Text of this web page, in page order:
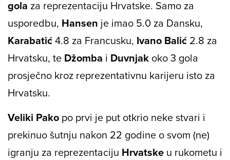
gola za reprezentaciju Hrvatske. Samo za
usporedbu, Hansen je imao 5.0 za Dansku,
Karabatić4.8 za Francusku, Ivano Balić 2.8 za
Hrvatsku, te Džomba i Duvnjak oko 3 gola
prosječno kroz reprezentativnu karijeru isto za
Hrvatsku.
Veliki Pako po prvi je put otkrio neke stvari i
prekinuo šutnju nakon 22 godine o svom (ne)
igranju za reprezentaciju Hrvatske u rukometu i